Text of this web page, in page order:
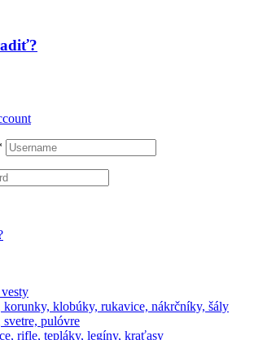
korunky, klobúky, rukavice, nákrčníky, šály
pulóvre
rifle, tepláky, legíny, kraťasy